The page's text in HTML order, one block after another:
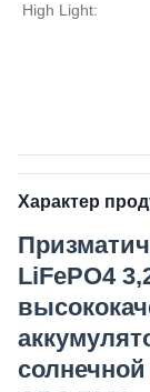
High Light:
Характер
LiFePO4